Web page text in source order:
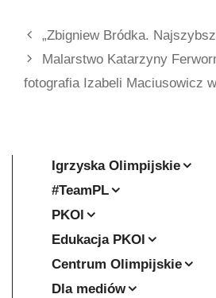
„Zbigniew Bródka.
Malarstwo Katarzyny
fotografia Izabeli Maciusowicz
Igrzyska Olimpijskie
#TeamPL
PKOl
Edukacja PKOl
Centrum Olimpijskie
Dla mediów